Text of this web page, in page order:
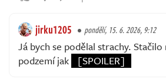
jirku1205 pondělí, 15. 6. 2026, 9:12
Já bych se podělal strachy.
podzemí jak
[SPOILER]